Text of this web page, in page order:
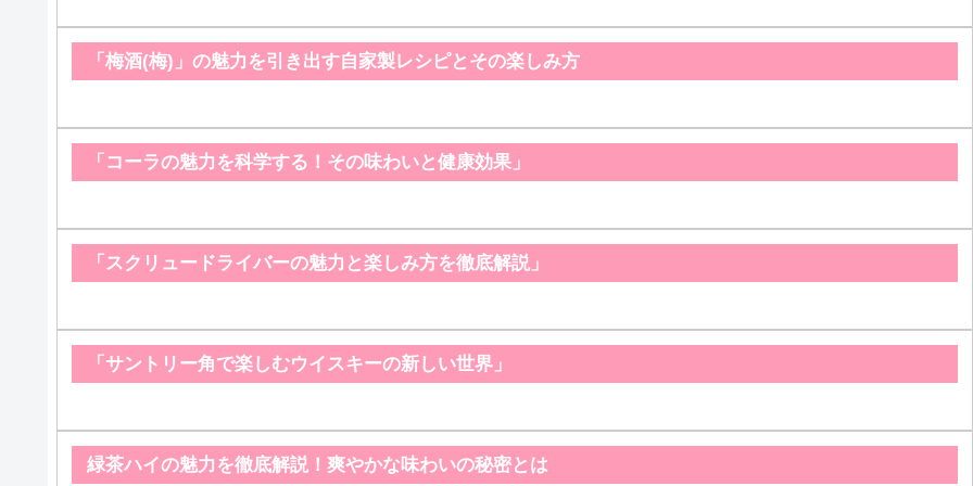
「梅酒(梅)」の魅力を引き出す自家製レシピとその楽しみ方
「コーラの魅力を科学する！その味わいと健康効果」
「スクリュードライバーの魅力と楽しみ方を徹底解説」
「サントリー角で楽しむウイスキーの新しい世界」
緑茶ハイの魅力を徹底解説！爽やかな味わいの秘密とは